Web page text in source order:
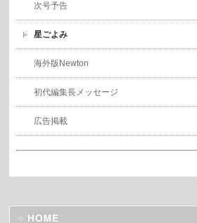
次号予告
星ごよみ
海外版Newton
初代編集長メッセージ
広告掲載